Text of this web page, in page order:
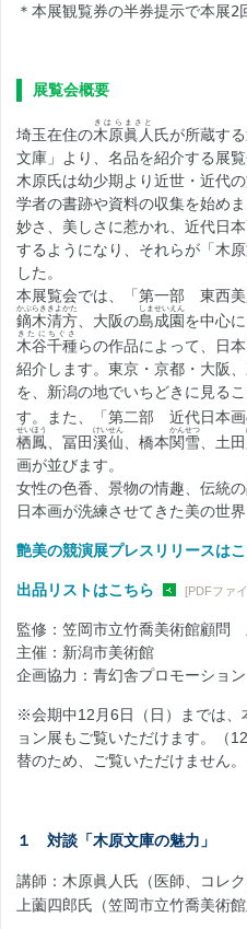
＊本展観覧券の半券提示で本展2
展覧会概要
埼玉在住の木原眞人
きはらまさと
氏が所蔵す
文庫」より、名品を紹介する展覧
木原氏は幼少期より近世・近代
学者の書跡や資料の収集を始め
妙さ、美しさに惹かれ、近代日
するようになり、それらが「木
した。
本展覧会では、「第一部 東西
鏑木清方
かぶらききよかた
、大阪の島成園
しませいえん
を中心に
木谷千種
きたにちぐさ
らの作品によって、日
紹介します。東京・京都・大阪
を、新潟の地でいちどきに見る
す。また、「第二部 近代日本画
栖鳳
せいほう
、冨田溪仙
けいせん
、橋本関雪
かんせつ
、土田
画が並びます。
女性の色香、景物の情趣、伝統
日本画が洗練させてきた美の世
艶美の競演展プレスリリースは
出品リストはこちら [PDFファ
監修：笠岡市立竹喬美術館顧問
主催：新潟市美術館
企画協力：青幻舎プロモーション
※会期中12月6日（日）までは、
ョン展もご覧いただけます。（
替のため、ご覧いただけません。
１ 対談「木原文庫の魅力」
講師：木原眞人氏（医師、コレク
上薗四郎氏（笠岡市立竹喬美術館